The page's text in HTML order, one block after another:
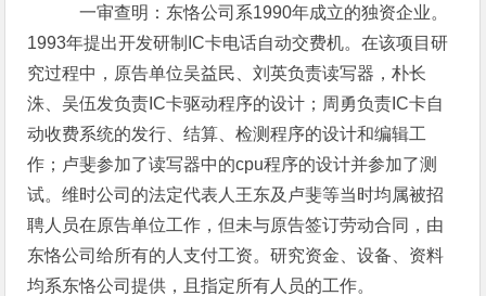
一审查明：东恪公司系1990年成立的独资企业。
1993年提出开发研制IC卡电话自动交费机。在该项目研
究过程中，原告单位吴益民、刘英负责读写器，朴长
洙、吴伍发负责IC卡驱动程序的设计；周勇负责IC卡自
动收费系统的发行、结算、检测程序的设计和编辑工
作；卢斐参加了读写器中的cpu程序的设计并参加了测
试。维时公司的法定代表人王东及卢斐等当时均属被招
聘人员在原告单位工作，但未与原告签订劳动合同，由
东恪公司给所有的人支付工资。研究资金、设备、资料
均系东恪公司提供，且指定所有人员的工作。